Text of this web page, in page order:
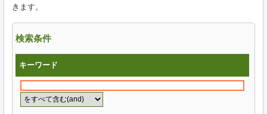
きます。
検索条件
キーワード